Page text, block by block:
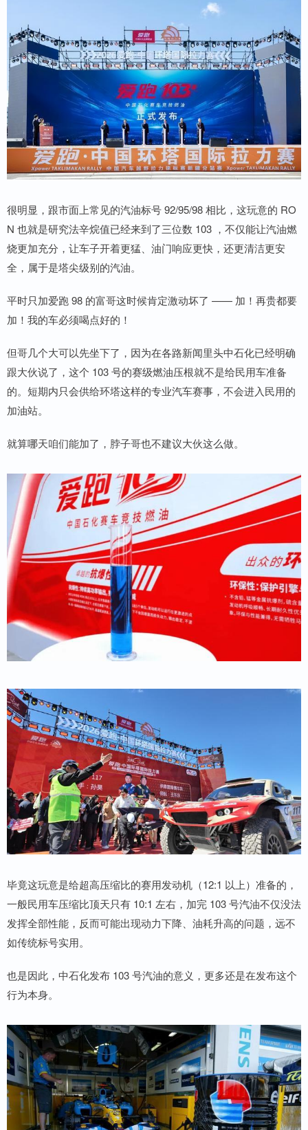
很明显，跟市面上常见的汽油标号 92/95/98 相比，这玩意的 RO
N 也就是研究法辛烷值已经来到了三位数 103 ，不仅能让汽油燃
烧更加充分，让车子开着更猛、油门响应更快，还更清洁更安
全，属于是塔尖级别的汽油。
平时只加爱跑 98 的富哥这时候肯定激动坏了 —— 加！再贵都要
加！我的车必须喝点好的！
但哥几个大可以先坐下了，因为在各路新闻里头中石化已经明确
跟大伙说了，这个 103 号的赛级燃油压根就不是给民用车准备
的。短期内只会供给环塔这样的专业汽车赛事，不会进入民用的
加油站。
就算哪天咱们能加了，脖子哥也不建议大伙这么做。
毕竟这玩意是给超高压缩比的赛用发动机（12:1 以上）准备的，
一般民用车压缩比顶天只有 10:1 左右，加完 103 号汽油不仅没法
发挥全部性能，反而可能出现动力下降、油耗升高的问题，远不
如传统标号实用。
也是因此，中石化发布 103 号汽油的意义，更多还是在发布这个
行为本身。